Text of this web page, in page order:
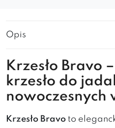
Opis
Krzesło Bravo
krzesło do
nowoczesnych
Krzesło Bravo to